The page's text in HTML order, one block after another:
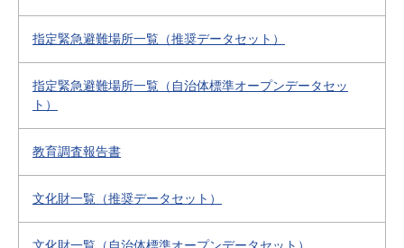
指定緊急避難場所一覧（推奨データセット）
指定緊急避難場所一覧（自治体標準オープンデータセッ
ト）
教育調査報告書
文化財一覧（推奨データセット）